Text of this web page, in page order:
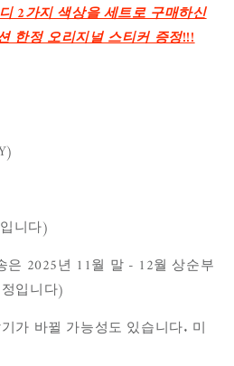
2가지 색상을 세트로 구매하신
한정 오리지널 스티커 증정!!!
니다)
2025년 11월 말 - 12월 상순부
입니다)
가 바뀔 가능성도 있습니다. 미